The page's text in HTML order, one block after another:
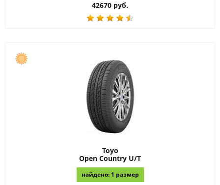
42670 руб.
Toyo
Open Country U/T
найдено: 1 размер